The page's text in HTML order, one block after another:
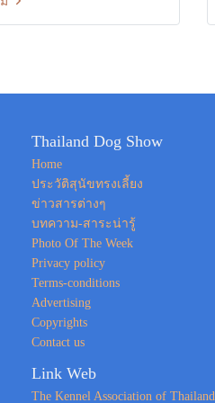
าจะเป็น อาหาร หรืออุปกรณ์
ต่างๆ ที่เจ้าขนปุยของคุณ
Thailand Dog Show
Home
ประวัติสุนัขทรงเลี้ยง
ข่าวสารต่างๆ
บทความ-สาระน่ารู้
Photo Of The Week
Privacy policy
Terms-conditions
Advertising
Copyrights
Contact us
Link Web
The Kennel Association of Thailand